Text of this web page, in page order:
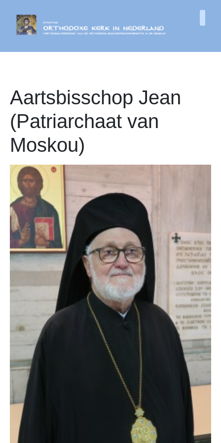
Aartsbisschop Jean
(Patriarchaat van
Moskou)